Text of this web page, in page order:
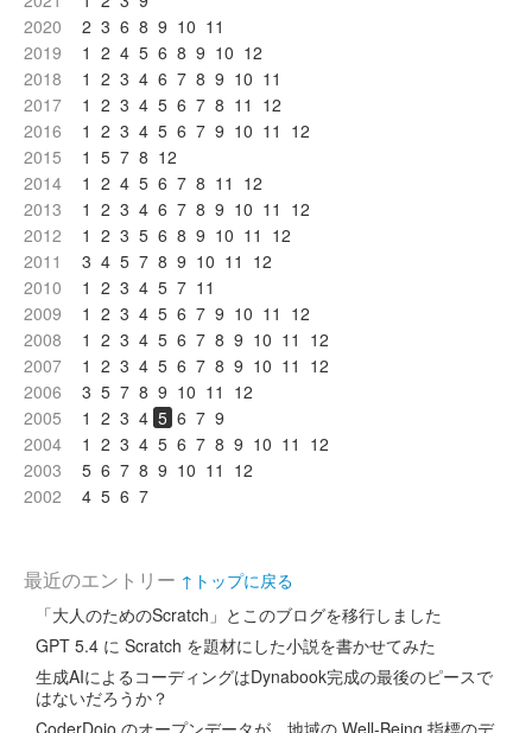
2020
2 3 6 8 9 10 11
2019
1 2 4 5 6 8 9 10 12
2018
1 2 3 4 6 7 8 9 10 11
2017
1 2 3 4 5 6 7 8 11 12
2016
1 2 3 4 5 6 7 9 10 11 12
2015
1 5 7 8 12
2014
1 2 4 5 6 7 8 11 12
2013
1 2 3 4 6 7 8 9 10 11 12
2012
1 2 3 5 6 8 9 10 11 12
2011
3 4 5 7 8 9 10 11 12
2010
1 2 3 4 5 7 11
2009
1 2 3 4 5 6 7 9 10 11 12
2008
1 2 3 4 5 6 7 8 9 10 11 12
2007
1 2 3 4 5 6 7 8 9 10 11 12
2006
3 5 7 8 9 10 11 12
2005
1 2 3 4 5 6 7 9
2004
1 2 3 4 5 6 7 8 9 10 11 12
2003
5 6 7 8 9 10 11 12
2002
4 5 6 7
最近のエントリー ↑トップに戻る
「大人のためのScratch」とこのブログを移行しました
GPT 5.4 に Scratch を題材にした小説を書かせてみた
生成AIによるコーディングはDynabook完成の最後のピースで
はないだろうか？
CoderDojo のオープンデータが、地域の Well-Being 指標のデ